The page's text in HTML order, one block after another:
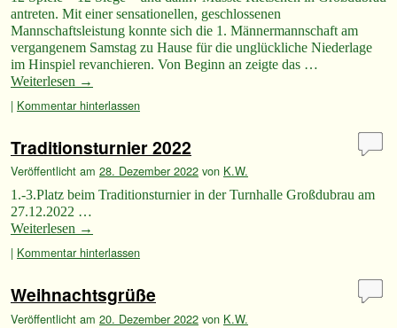
antreten. Mit einer sensationellen, geschlossenen
Mannschaftsleistung konnte sich die 1. Männermannschaft am
vergangenem Samstag zu Hause für die unglückliche Niederlage
im Hinspiel revanchieren. Von Beginn an zeigte das …
Weiterlesen →
| Kommentar hinterlassen
Traditionsturnier 2022
Veröffentlicht am 28. Dezember 2022 von K.W.
1.-3.Platz beim Traditionsturnier in der Turnhalle Großdubrau am
27.12.2022 …
Weiterlesen →
| Kommentar hinterlassen
Weihnachtsgrüße
Veröffentlicht am 20. Dezember 2022 von K.W.